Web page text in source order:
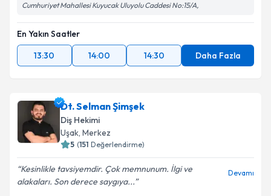
Cumhuriyet Mahallesi Kuyucak Uluyolu Caddesi No:15/A,
En Yakın Saatler
13:30
14:00 14:30 Daha Fazla
Dt. Selman Şimşek
Diş Hekimi
Uşak, Merkez
5 (151 Değerlendirme)
Kesinlikle tavsiyemdir. Çok memnunum. İlgi ve
alakaları. Son derece saygıya...
Devamı